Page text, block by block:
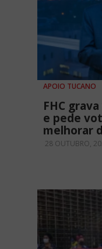
APOIO TUCANO
FHC
e pede
melhorar
28 OUTUBRO,